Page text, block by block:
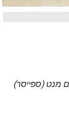
מנט (ספייסר)